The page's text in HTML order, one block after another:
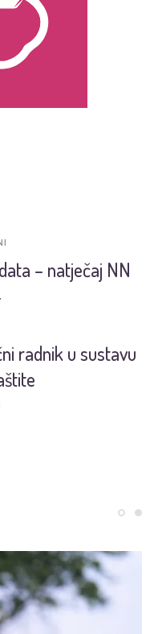
– natječaj NN
radnik u sustavu